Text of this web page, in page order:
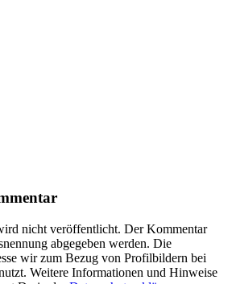
nicht veröffentlicht. Der Kommentar
abgegeben werden. Die
wir zum Bezug von Profilbildern bei
Weitere Informationen und Hinweise